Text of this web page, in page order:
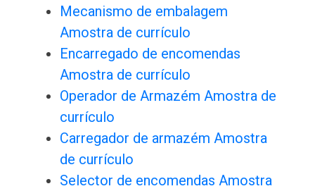
Mecanismo de embalagem
Amostra de currículo
Encarregado de encomendas
Amostra de currículo
Operador de Armazém Amostra de
currículo
Carregador de armazém Amostra
de currículo
Selector de encomendas Amostra